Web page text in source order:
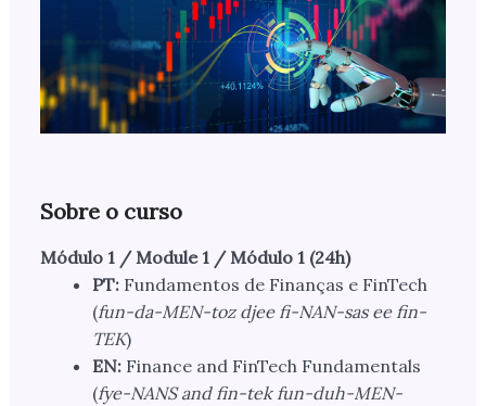
Sobre o curso
Módulo 1 / Module 1 / Módulo 1 (24h)
PT:Fundamentos de Finanças e FinTech
(fun-da-MEN-toz djee fi-NAN-sas ee fin-
TEK)
EN:Finance and FinTech Fundamentals
(fye-NANS and fin-tek fun-duh-MEN-